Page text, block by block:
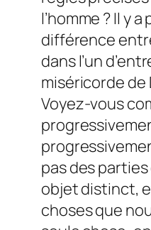
l’homme ? Il y
différence
dans l’un
miséricorde de
Voyez-vous
pas des
objet distinct,
choses que